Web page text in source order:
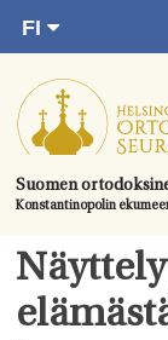
suoraan
sisältöön.
Suomen
Konstantinopolin
FI
SV
EN
UA
Etusivu
Juhlat &
Kirkot
Apua & tukea